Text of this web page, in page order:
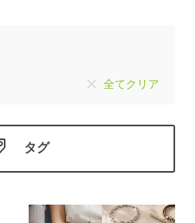
全てクリア
タグ